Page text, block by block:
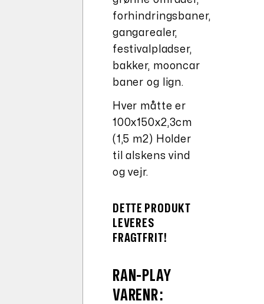
forhindringsbaner,
gangarealer,
festivalpladser,
bakker, mooncar
baner og lign.
Hver måtte er
100x150x2,3cm
(1,5 m2) Holder
til alskens vind
og vejr.
DETTE PRODUKT
LEVERES
FRAGTFRIT!
RAN-PLAY
VARENR: